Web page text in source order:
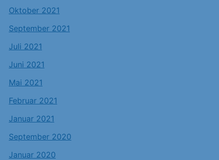
Oktober 2021
September 2021
Juli 2021
Juni 2021
Mai 2021
Februar 2021
Januar 2021
September 2020
Januar 2020